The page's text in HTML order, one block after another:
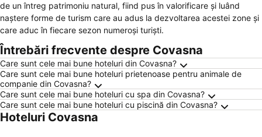
de un întreg patrimoniu natural, fiind pus în valorificare și luând
naștere forme de turism care au adus la dezvoltarea acestei zone și
care aduc în fiecare sezon numeroși turiști.
Întrebări frecvente despre Covasna
Care sunt cele mai bune hoteluri din Covasna?
Care sunt cele mai bune hoteluri prietenoase pentru animale de
companie din Covasna?
Care sunt cele mai bune hoteluri cu spa din Covasna?
Care sunt cele mai bune hoteluri cu piscină din Covasna?
Hoteluri Covasna